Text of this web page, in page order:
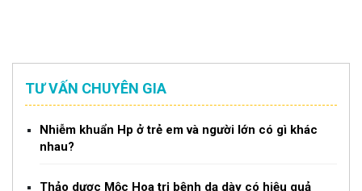
TƯ VẤN CHUYÊN GIA
Nhiễm khuẩn Hp ở trẻ em và người lớn có gì khác
nhau?
Thảo dược Mộc Hoa trị bệnh dạ dày có hiệu quả